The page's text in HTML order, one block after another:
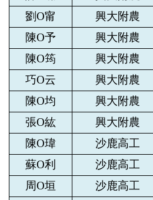
劉O甯
興大附農
陳O予
興大附農
陳O筠
興大附農
巧O云
興大附農
陳O均
興大附農
張O紘
興大附農
陳O瑋
沙鹿高工
蘇O利
沙鹿高工
周O垣
沙鹿高工